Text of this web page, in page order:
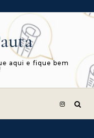
aqui e fique bem